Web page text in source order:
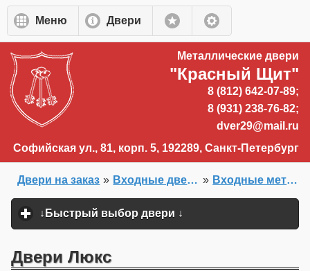
Перейти к основному содержанию
Меню
Двери
Металлические двери
"Красный Щит"
8 (812) 642-07-89;
8 (931) 238-76-82;
dver29@mail.ru
Софийская ул., 81, корп. 5, 192289, Санкт-Петербург
Входные металлические двери в квартиру
»
Входные двери на заказ
»
Двери на заказ
↓Быстрый выбор двери ↓
Двери Люкс